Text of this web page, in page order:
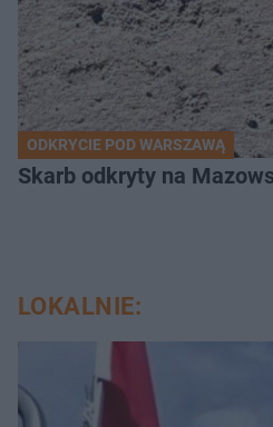
ODKRYCIE POD WARSZAWĄ
Skarb odkryty na
LOKALNIE: